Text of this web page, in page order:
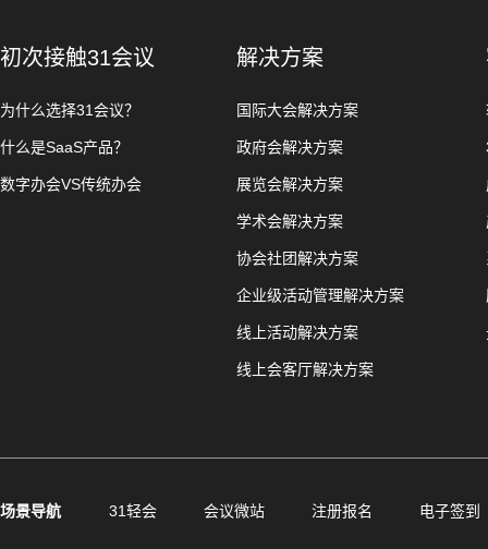
初次接触31会议
为什么选择31会议？
什么是SaaS产品？
数字办会VS传统办会
解决方案
国际大会解决方案
政府会解决方案
展览会解决方案
学术会解决方案
协会社团解决方案
企业级活动管理解决方案
线上活动解决方案
线上会客厅解决方案
场景导航 31轻会 会议微站 注册报名 电子签到